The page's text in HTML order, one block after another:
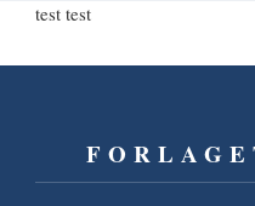
test test